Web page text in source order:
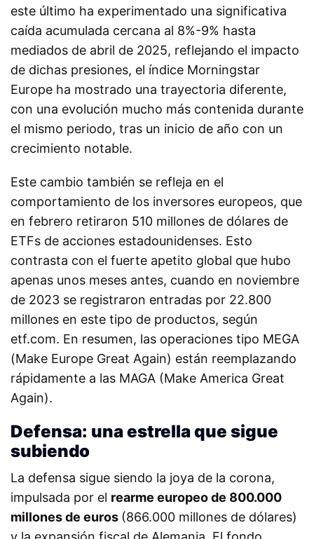
este último ha experimentado una significativa
caída acumulada cercana al 8%-9% hasta
mediados de abril de 2025, reflejando el impacto
de dichas presiones, el índice Morningstar
Europe ha mostrado una trayectoria diferente,
con una evolución mucho más contenida durante
el mismo periodo, tras un inicio de año con un
crecimiento notable.
Este cambio también se refleja en el
comportamiento de los inversores europeos, que
en febrero retiraron 510 millones de dólares de
ETFs de acciones estadounidenses. Esto
contrasta con el fuerte apetito global que hubo
apenas unos meses antes, cuando en noviembre
de 2023 se registraron entradas por 22.800
millones en este tipo de productos, según
etf.com. En resumen, las operaciones tipo MEGA
(Make Europe Great Again) están reemplazando
rápidamente a las MAGA (Make America Great
Again).
Defensa: una estrella que sigue
subiendo
La defensa sigue siendo la joya de la corona,
impulsada por el rearme europeo de 800.000
millones de euros (866.000 millones de dólares)